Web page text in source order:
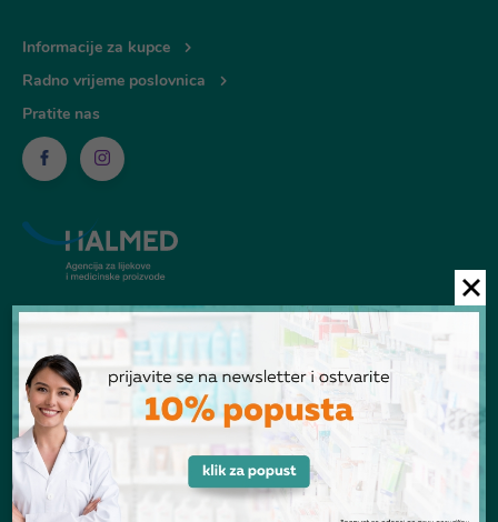
Informacije za kupce
Radno vrijeme poslovnica
Pratite nas
© Ljekarna Talan 2026